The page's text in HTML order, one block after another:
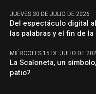
JUEVES 30 DE JULIO DE 2026
Del espectáculo digital
las palabras y el fin de
MIÉRCOLES 15 DE JULIO DE
La Scaloneta, un
patio?